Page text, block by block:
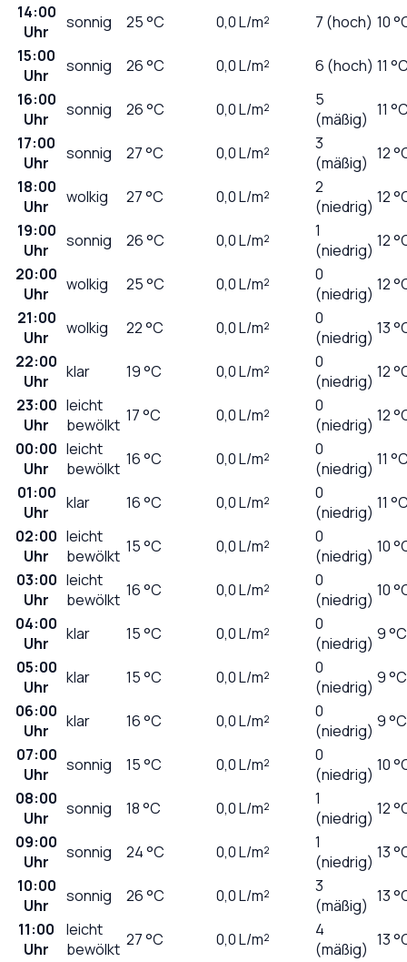
14:00
Uhr
sonnig 25°C 0,0L/m² 7 (hoch) 10
15:00
Uhr
sonnig 26°C 0,0L/m² 6 (hoch) 11
16:00
Uhr
sonnig 26°C 0,0L/m²
5
(mäßig) 11
17:00
Uhr
sonnig 27°C 0,0L/m²
3
(mäßig) 12
18:00
Uhr
wolkig 27°C 0,0L/m²
2
(niedrig) 12
19:00
Uhr
sonnig 26°C 0,0L/m²
1
(niedrig) 12
20:00
Uhr
wolkig 25°C 0,0L/m²
0
(niedrig) 12
21:00
Uhr
wolkig 22°C 0,0L/m²
0
(niedrig) 13
22:00
Uhr
klar 19°C 0,0L/m²
0
(niedrig) 12
23:00
Uhr
leicht
bewölkt 17°C 0,0L/m²
0
(niedrig) 12
00:00
Uhr
leicht
bewölkt 16°C 0,0L/m²
0
(niedrig) 11
01:00
Uhr
klar 16°C 0,0L/m²
0
(niedrig) 11
02:00
Uhr
leicht
bewölkt 15°C 0,0L/m²
0
(niedrig) 10
03:00
Uhr
leicht
bewölkt 16°C 0,0L/m²
0
(niedrig) 10
04:00
Uhr
klar 15°C 0,0L/m²
0
(niedrig) 9 °C
05:00
Uhr
klar 15°C 0,0L/m²
0
(niedrig) 9 °C
06:00
Uhr
klar 16°C 0,0L/m²
0
(niedrig) 9 °C
07:00
Uhr
sonnig 15°C 0,0L/m²
0
(niedrig) 10
08:00
Uhr
sonnig 18°C 0,0L/m²
1
(niedrig) 12
09:00
Uhr
sonnig 24°C 0,0L/m²
1
(niedrig) 13
10:00
Uhr
sonnig 26°C 0,0L/m²
3
(mäßig) 13
11:00
Uhr
leicht
bewölkt 27°C 0,0L/m²
4
(mäßig) 13